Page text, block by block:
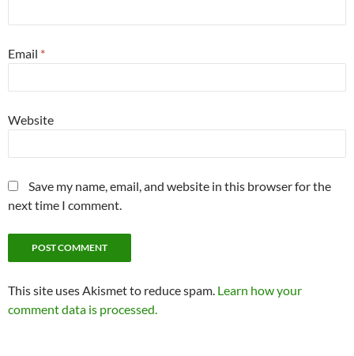
Email *
Website
Save my name, email, and website in this browser for the
next time I comment.
This site uses Akismet to reduce spam. Learn how your
comment data is processed.